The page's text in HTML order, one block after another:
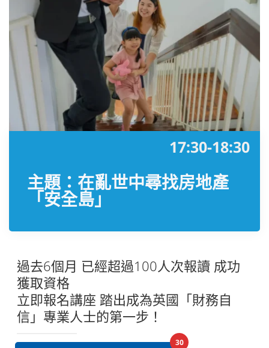
17:30-18:30
主題：在亂世中尋找房地產
「安全島」
過去6個月 已經超過100人次報讀 成功
獲取資格
立即報名講座 踏出成為英國「財務自
信」專業人士的第一步！
30